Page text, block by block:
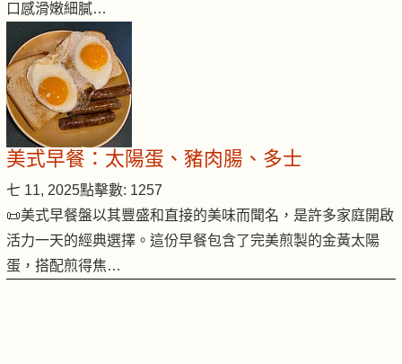
口感滑嫩細膩…
美式早餐：太陽蛋、豬肉腸、多士
七 11, 2025點擊數: 1257
📜美式早餐盤以其豐盛和直接的美味而聞名，是許多家庭開啟
活力一天的經典選擇。這份早餐包含了完美煎製的金黃太陽
蛋，搭配煎得焦…